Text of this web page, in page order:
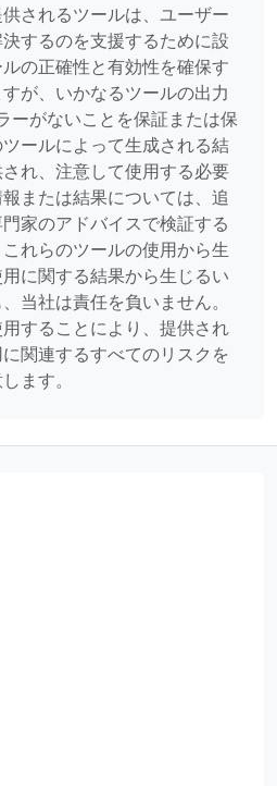
されるツールは、ユーザー
するのを支援するために設
の正確性と有効性を確保す
が、いかなるツールの出力
ーがないことを保証または保
ールによって生成される結
れ、注意して使用する必要
または結果については、追
家のアドバイスで検証する
れらのツールの使用から生
に関する結果から生じるい
当社は責任を負いません。
することにより、提供され
関連するすべてのリスクを
ます。